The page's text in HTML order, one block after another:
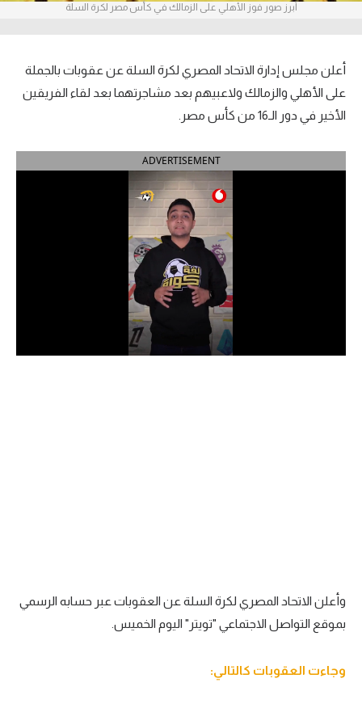
الدوري الإنجليزي الممتاز
الدوري الإسباني
الدوري السعودي للمحترفين
دوري أبطال إفريقيا
سعودي في الجول
الدوري الإنجليزي
الدوري الإسباني
أبرز صور فوز الأهلي على الزمالك في كأس مصر لكرة السلة
أعلن مجلس إدارة الاتحاد المصري لكرة السلة عن عقوبات بالجملة
على الأهلي والزمالك ولاعبيهم بعد مشاجرتهما بعد لقاء الفريقين
الأخير في دور الـ16 من كأس مصر.
ADVERTISEMENT
وأعلن الاتحاد المصري لكرة السلة عن العقوبات عبر حسابه الرسمي
بموقع التواصل الاجتماعي "تويتر" اليوم الخميس.
وجاءت العقوبات كالتالي: